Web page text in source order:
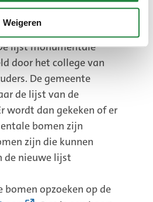
Weigeren
bomen
een lijst voor
lijst monumentale
door het college van
De gemeente
de lijst van de
wordt dan gekeken of er
bomen zijn
zijn die kunnen
de nieuwe lijst
opzoeken op de